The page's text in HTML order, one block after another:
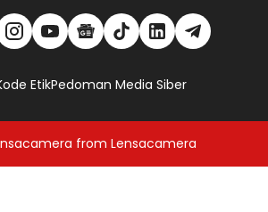
EtikPedoman Media Siber
from Lensacamera